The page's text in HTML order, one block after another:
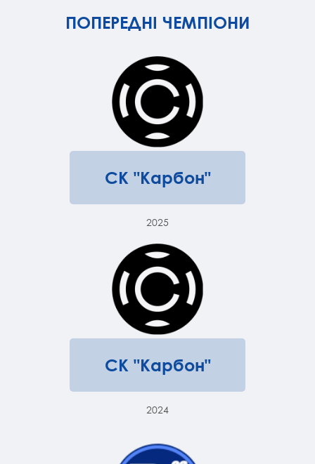
ПОПЕРЕДНІ ЧЕМПІОНИ
СК "Карбон"
2025
СК "Карбон"
2024